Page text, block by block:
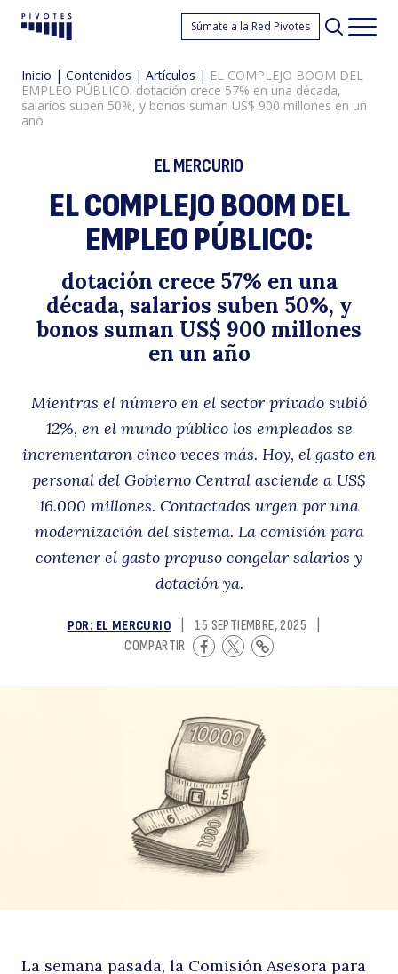
Pivotes Súmate a la Red Pivotes
Inicio | Contenidos | Artículos | EL COMPLEJO BOOM DEL
EMPLEO PÚBLICO: dotación crece 57% en una década,
salarios suben 50%, y bonos suman US$ 900 millones en un
año
EL MERCURIO
EL COMPLEJO BOOM DEL
EMPLEO PÚBLICO:
dotación crece 57% en una
década, salarios suben 50%, y
bonos suman US$ 900 millones
en un año
Mientras el número en el sector privado subió
12%, en el mundo público los empleados se
incrementaron cinco veces más. Hoy, el gasto en
personal del Gobierno Central asciende a US$
16.000 millones. Contactados urgen por una
modernización del sistema. La comisión para
contener el gasto propuso congelar salarios y
dotación ya.
POR: EL MERCURIO 15 SEPTIEMBRE, 2025
COMPARTIR
La semana pasada, la Comisión Asesora para